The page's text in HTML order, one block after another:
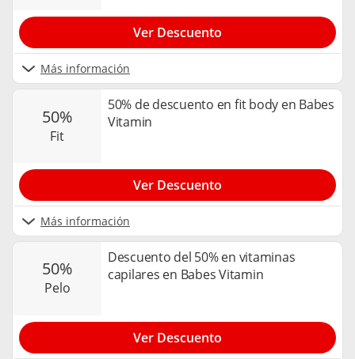
Más información
Ver Descuento
50%
fit
50% de descuento en fit body en Babes
Vitamin
Más información
Ver Descuento
50%
pelo
Descuento del 50% en vitaminas
capilares en Babes Vitamin
Ver Descuento